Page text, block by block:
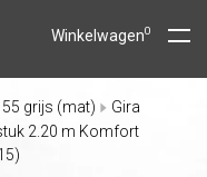
Winkelwagen0
grijs (mat)
Gira
2.20 m Komfort